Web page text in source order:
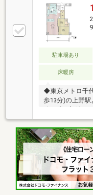
ーリング貼替
水管・給湯管・
しにゆとりがで
の好立地！・大
飼育可」のマン
有）・開口部に
に配慮されてお
環境を快適に保
駐車場あり
床暖房
◆東京メトロ千
歩13分)の上野
▼建物・共用部
計・ペット可(飼
ルライクな内廊
ラウンジ▼室内
末完成予定）・
機、浄水器一体
ス交換(浴室乾燥
交換・トイレ交